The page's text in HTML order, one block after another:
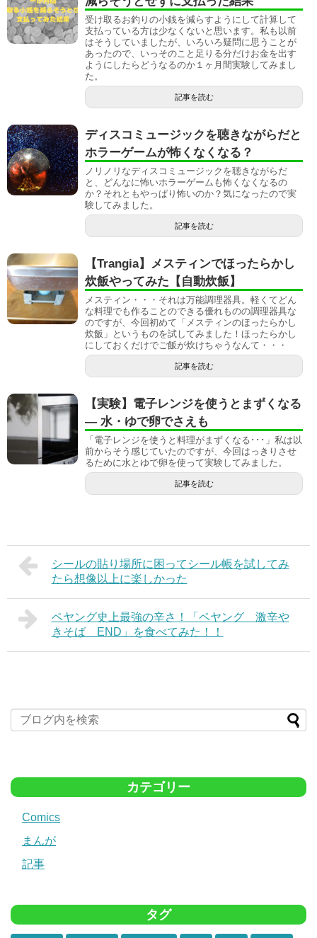
受け取るお釣りの小銭を減らすようにして計算して
支払っている方は少なくないと思います。私も以前
はそうしていましたが、いろいろ疑問に思うことが
あったので、いっそのこと足りる分だけお金を出す
ようにしたらどうなるのか１ヶ月間実験してみまし
た。
記事を読む
ディスコミュージックを聴きながらだと
ホラーゲームが怖くなくなる？
ノリノリなディスコミュージックを聴きながらだ
と、どんなに怖いホラーゲームも怖くなくなるの
か？それともやっぱり怖いのか？気になったので実
験してみました。
記事を読む
【Trangia】メスティンでほったらかし
炊飯やってみた【自動炊飯】
メスティン・・・それは万能調理器具。軽くてどん
な料理でも作ることのできる優れものの調理器具な
のですが、今回初めて「メスティンのほったらかし
炊飯」というものを試してみました！ほったらかし
にしておくだけでご飯が炊けちゃうなんて・・・
記事を読む
【実験】電子レンジを使うとまずくなる
― 水・ゆで卵でさえも
「電子レンジを使うと料理がまずくなる･･･」私は以
前からそう感じていたのですが、今回はっきりさせ
るために水とゆで卵を使って実験してみました。
記事を読む
シールの貼り場所に困ってシール帳を試してみ
たら想像以上に楽しかった
ペヤング史上最強の辛さ！「ペヤング 激辛や
きそば END」を食べてみた！！
カテゴリー
Comics
まんが
記事
タグ